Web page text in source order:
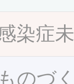
染症
のづ